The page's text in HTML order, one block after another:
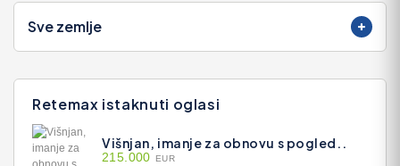
Sve zemlje
Retemax istaknuti oglasi
Višnjan, imanje za obnovu s pogled..
215.000 EUR